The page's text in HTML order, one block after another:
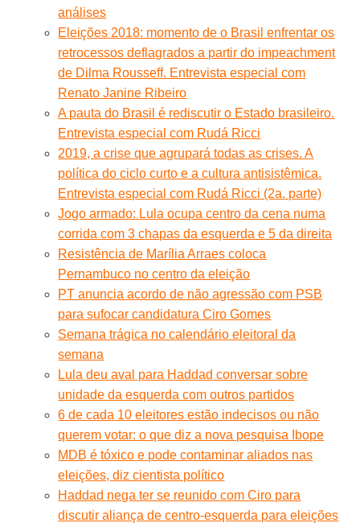
análises
Eleições 2018: momento de o Brasil enfrentar os
retrocessos deflagrados a partir do impeachment
de Dilma Rousseff. Entrevista especial com
Renato Janine Ribeiro
A pauta do Brasil é rediscutir o Estado brasileiro.
Entrevista especial com Rudá Ricci
2019, a crise que agrupará todas as crises. A
política do ciclo curto e a cultura antisistêmica.
Entrevista especial com Rudá Ricci (2a. parte)
Jogo armado: Lula ocupa centro da cena numa
corrida com 3 chapas da esquerda e 5 da direita
Resistência de Marília Arraes coloca
Pernambuco no centro da eleição
PT anuncia acordo de não agressão com PSB
para sufocar candidatura Ciro Gomes
Semana trágica no calendário eleitoral da
semana
Lula deu aval para Haddad conversar sobre
unidade da esquerda com outros partidos
6 de cada 10 eleitores estão indecisos ou não
querem votar: o que diz a nova pesquisa Ibope
MDB é tóxico e pode contaminar aliados nas
eleições, diz cientista político
Haddad nega ter se reunido com Ciro para
discutir aliança de centro-esquerda para eleições